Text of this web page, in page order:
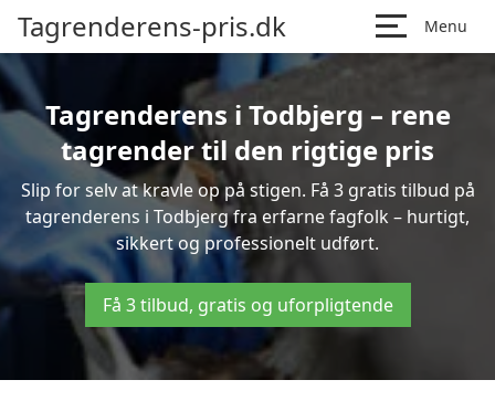
Tagrenderens-pris.dk Menu
Tagrenderens i Todbjerg – rene
tagrender til den rigtige pris
Slip for selv at kravle op på stigen. Få 3 gratis tilbud på
tagrenderens i Todbjerg fra erfarne fagfolk – hurtigt,
sikkert og professionelt udført.
Få 3 tilbud, gratis og uforpligtende